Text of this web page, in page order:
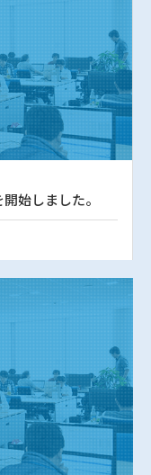
始しました。